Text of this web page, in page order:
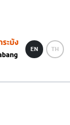
EN TH